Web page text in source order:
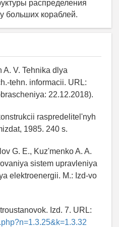
A. V. Tehnika dlya
tehn. informacii. URL:
22.12.2018).
raspredelitel'nyh
1985. 240 s.
G. E., Kuz'menko A. A.
sistem upravleniya
elektroenergii. M.: Izd-vo
Izd. 7. URL: